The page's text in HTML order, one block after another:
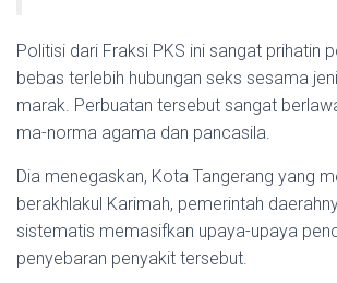
Politisi dari Fraksi PKS ini sangat prihatin
bebas terlebih hubu­ngan seks sesama
marak. Perbuatan tersebut sangat
ma-norma agama dan pan­casila.
Dia menegaskan, Kota Tange­rang yang
ber­akhlakul Karimah, peme­rintah
sistematis memasifkan upaya-upaya
penyebaran penyakit tersebut.